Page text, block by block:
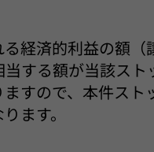
経済的利益の額
する額が当該ス
すので、本件スト
ます。